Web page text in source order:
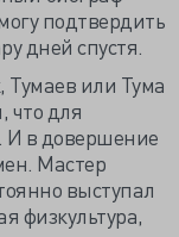
подтвердить
дней спустя.
или Тума
что для
И в довершение
Мастер
выступал
физкультура,